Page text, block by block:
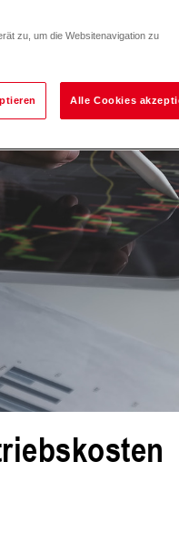
zu, um die Websitenavigation zu
Alle Cookies